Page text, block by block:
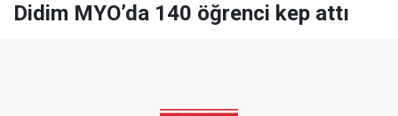
Didim MYO’da 140 öğrenci kep attı